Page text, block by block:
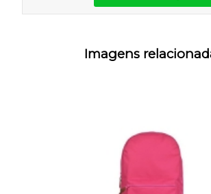
Imagens